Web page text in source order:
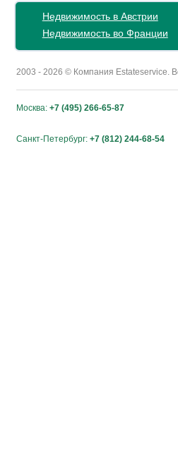
Недвижимость в Австрии
Недвижимость во Франции
2003 - 2026 © Компания Estateservice.
Москва: +7 (495) 266-65-87
Санкт-Петербург: +7 (812) 244-68-54